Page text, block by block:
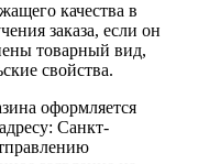
качества в
заказа, если он
товарный вид,
свойства.
оформляется
Санкт-